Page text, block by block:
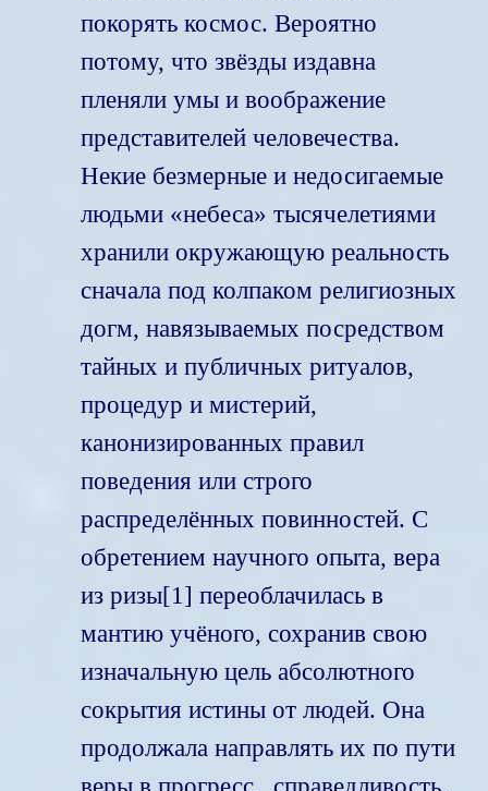
покорять космос. Вероятно
потому, что звёзды издавна
пленяли умы и воображение
представителей человечества.
Некие безмерные и недосигаемые
людьми «небеса» тысячелетиями
хранили окружающую реальность
сначала под колпаком религиозных
догм, навязываемых посредством
тайных и публичных ритуалов,
процедур и мистерий,
канонизированных правил
поведения или строго
распределённых повинностей. С
обретением научного опыта, вера
из ризы[1] переоблачилась в
мантию учёного, сохранив свою
изначальную цель абсолютного
сокрытия истины от людей. Она
продолжала направлять их по пути